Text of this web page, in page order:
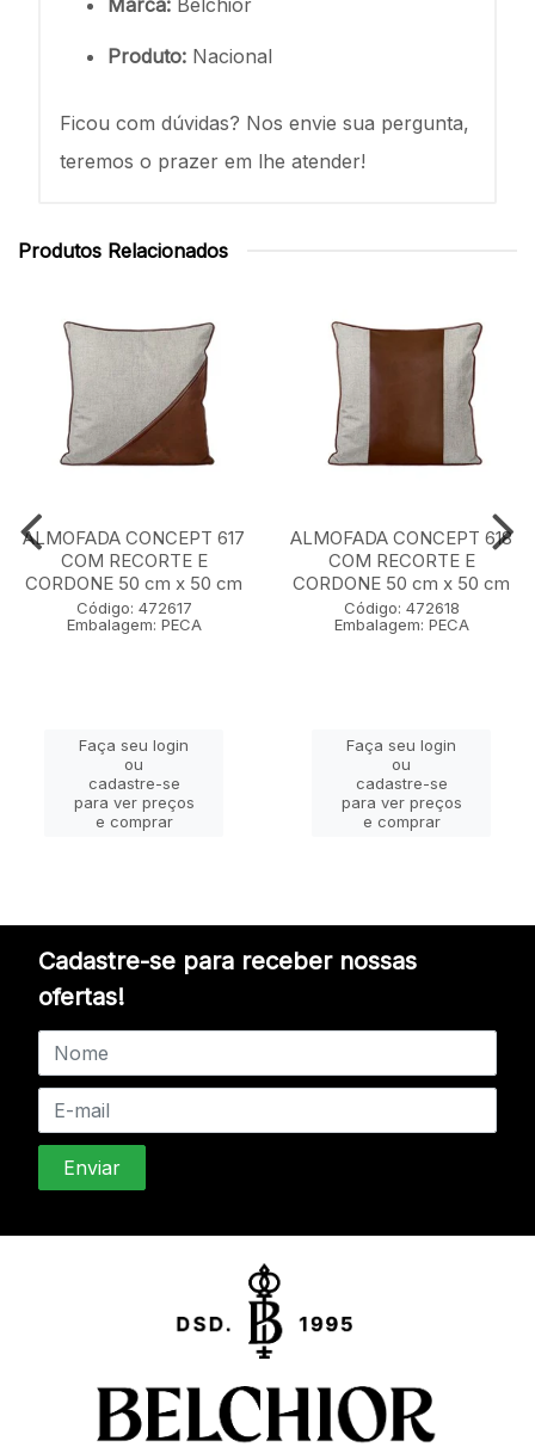
Produto: Nacional
Ficou com dúvidas? Nos envie sua pergunta,
teremos o prazer em lhe atender!
Produtos Relacionados
ALMOFADA CONCEPT 617
COM RECORTE E
CORDONE 50 cm x 50 cm
Código: 472617
Embalagem: PECA
Faça seu login
ou
cadastre-se
para ver preços
e comprar
ALMOFADA CONCEPT 618
COM RECORTE E
CORDONE 50 cm x 50 cm
Código: 472618
Embalagem: PECA
Faça seu login
ou
cadastre-se
para ver preços
e comprar
Cadastre-se para receber nossas
ofertas!